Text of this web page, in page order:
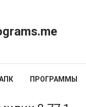
ПРОГРАММЫ